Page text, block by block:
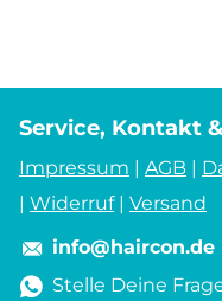
Service, Kontakt
Impressum | AGB |
| Widerruf| Versand
info@haircon.de
Stelle Deine